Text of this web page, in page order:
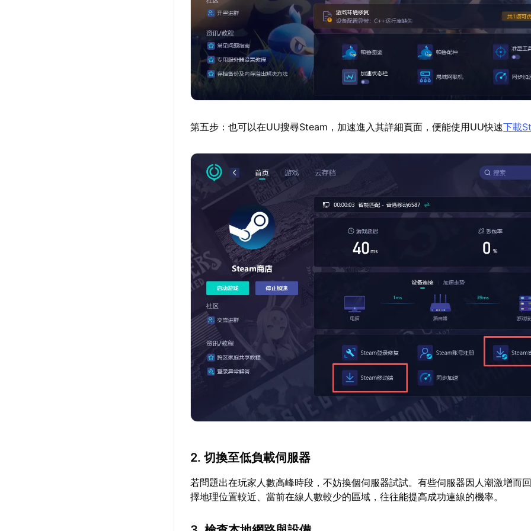
第五步：也可以在UU搜尋Steam，加速進入其詳細頁面，便能使用UU快速下載
2. 切換至低負載伺服器
若問題出在玩家人數高峰時段，不妨換個伺服器試試。有些伺服器因人潮激增而
擇地理位置較近、當前在線人數較少的區域，往往能提高成功連線的機率。